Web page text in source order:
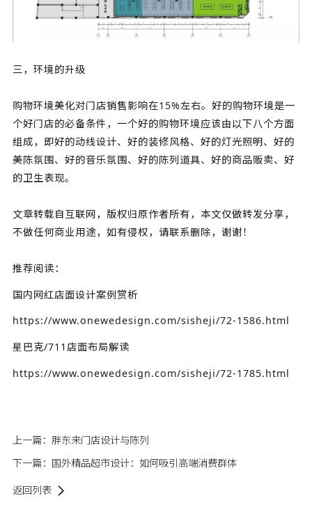
三，环境的升级
购物环境美化对门店销售影响在15%左右。好的购物环境是一
个好门店的必备条件，一个好的购物环境应该由以下八个方面
组成，即好的动线设计、好的装修风格、好的灯光照明、好的
美陈氛围、好的音乐氛围、好的陈列道具、好的商品贩卖、好
的卫生表现。
文章转载自互联网，版权归原作者所有，本文仅做转发分享，
不做任何商业用途，如有侵权，请联系删除，谢谢！
推荐阅读：
国内网红店面设计案例赏析
https://www.onewedesign.com/sisheji/72-1586.html
星巴克/711店面布局解读
https://www.onewedesign.com/sisheji/72-1785.html
上一篇： 胖东来门店设计与陈列
下一篇： 国外精品超市设计：如何吸引高端消费群体
返回列表